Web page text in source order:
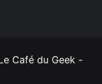
Café du Geek -